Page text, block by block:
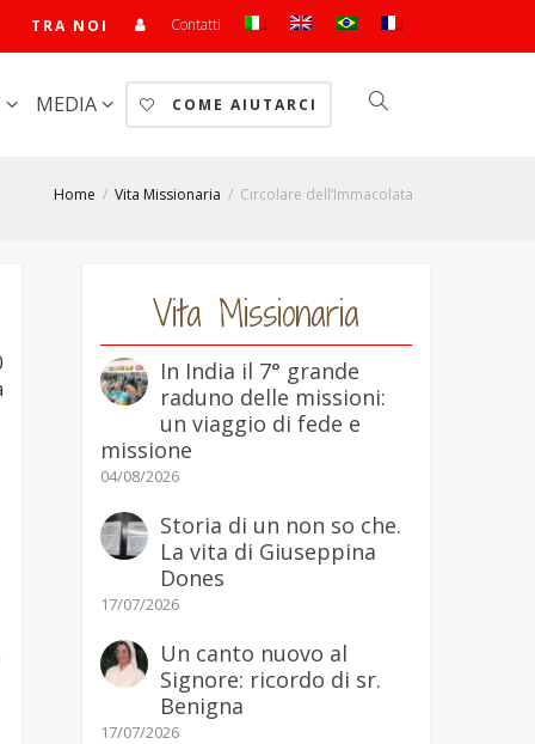
TRA NOI Contatti
MEDIA COME AIUTARCI
Home Vita Missionaria Circolare dell’Immacolata
Vita Missionaria
In India il 7° grande
raduno delle missioni:
un viaggio di fede e
missione
04/08/2026
Storia di un non so che.
La vita di Giuseppina
Dones
17/07/2026
Un canto nuovo al
Signore: ricordo di sr.
Benigna
17/07/2026